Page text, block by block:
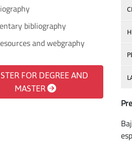
bibliography
and webgraphy
FOR DEGREE AND
MASTER